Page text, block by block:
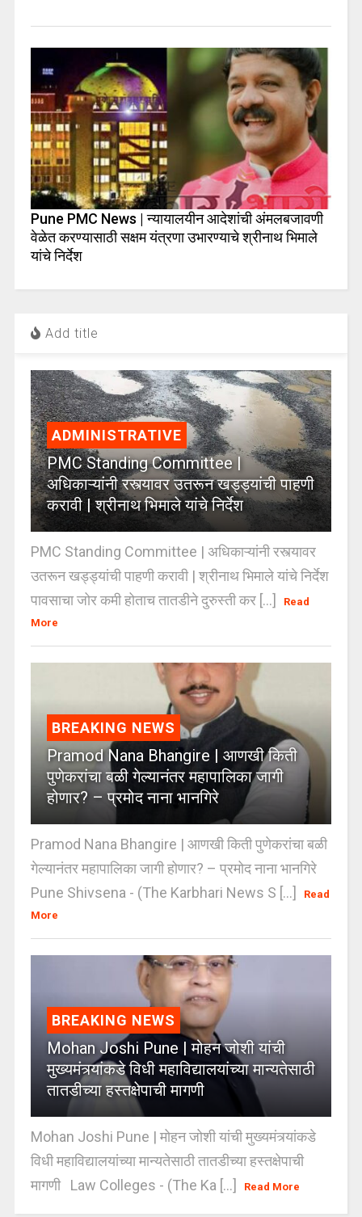
Pune PMC News | न्यायालयीन आदेशांची अंमलबजावणी
वेळेत करण्यासाठी सक्षम यंत्रणा उभारण्याचे श्रीनाथ भिमाले
यांचे निर्देश
Add title
ADMINISTRATIVE
PMC Standing Committee |
अधिकाऱ्यांनी रस्त्यावर उतरून खड्ड्यांची पाहणी
करावी | श्रीनाथ भिमाले यांचे निर्देश
PMC Standing Committee | अधिकाऱ्यांनी रस्त्यावर
उतरून खड्ड्यांची पाहणी करावी | श्रीनाथ भिमाले यांचे निर्देश
पावसाचा जोर कमी होताच तातडीने दुरुस्ती कर [...]
Read
More
BREAKING NEWS
Pramod Nana Bhangire | आणखी किती
पुणेकरांचा बळी गेल्यानंतर महापालिका जागी
होणार? – प्रमोद नाना भानगिरे
Pramod Nana Bhangire | आणखी किती पुणेकरांचा बळी
गेल्यानंतर महापालिका जागी होणार? – प्रमोद नाना भानगिरे
Pune Shivsena - (The Karbhari News S [...]
Read
More
BREAKING NEWS
Mohan Joshi Pune | मोहन जोशी यांची
मुख्यमंत्र्यांकडे विधी महाविद्यालयांच्या मान्यतेसाठी
तातडीच्या हस्तक्षेपाची मागणी
Mohan Joshi Pune | मोहन जोशी यांची मुख्यमंत्र्यांकडे
विधी महाविद्यालयांच्या मान्यतेसाठी तातडीच्या हस्तक्षेपाची
मागणी Law Colleges - (The Ka [...]
Read More